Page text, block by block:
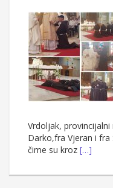
Vrdoljak,
Darko,fra Vjeran i fra
čime su kroz […]